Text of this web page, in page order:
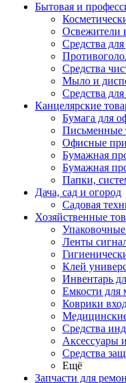
Бытовая и
Освежители
Средства
Средства
Мыло и
Средства
Канцелярские
Бумага для
Письменные
Офисные
Бумажная
Бумажная
Папки,
Дача, сад и огород
Садовая
Хозяйственные
Ленты
Клей
Инвентарь
Емкости для
Коврики
Средства
Аксессуары
Средства
Ещё
Запчасти для